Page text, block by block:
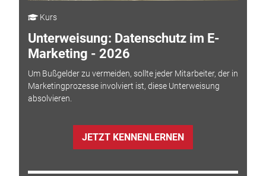
Kurs
Unterweisung: Datenschutz im E-
Marketing - 2026
Um Bußgelder zu vermeiden, sollte jeder Mitarbeiter, der in
Marketingprozesse involviert ist, diese Unterweisung
absolvieren.
JETZT KENNENLERNEN